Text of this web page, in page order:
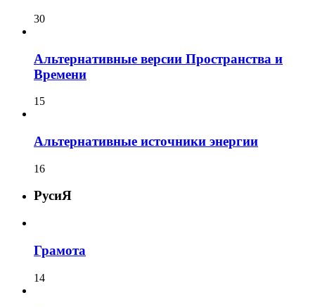
30
Альтернативные версии Пространства и
Времени
15
Альтернативные источники энергии
16
РусиЯ
Грамота
14